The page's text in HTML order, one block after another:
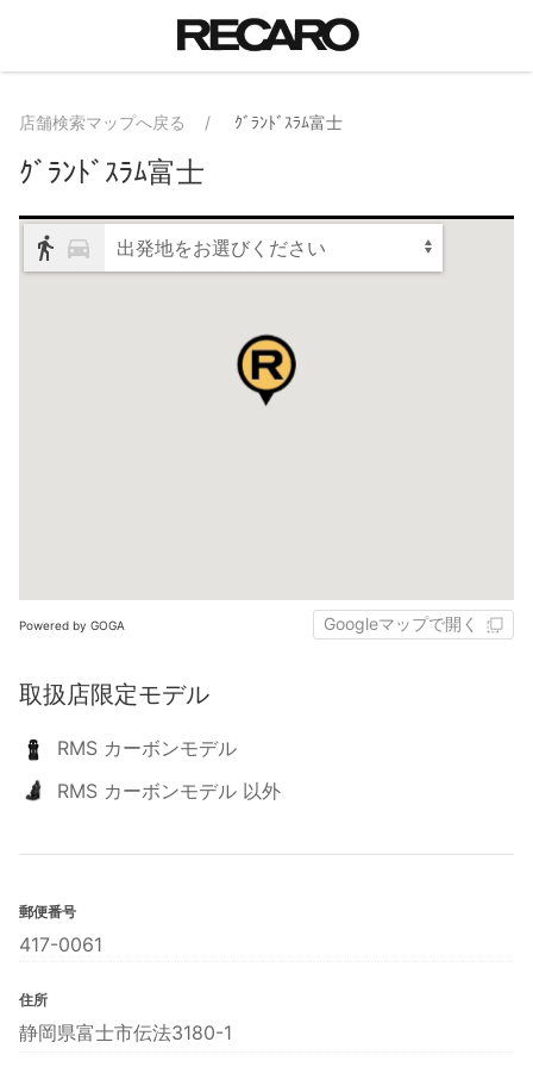
店舗検索マップへ戻る ｸﾞﾗﾝﾄﾞｽﾗﾑ富士
ｸﾞﾗﾝﾄﾞｽﾗﾑ富士
出発地をお選びください
Powered by GOGA Googleマップで開く
取扱店限定モデル
RMS カーボンモデル
RMS カーボンモデル 以外
郵便番号
417-0061
住所
静岡県富士市伝法3180-1